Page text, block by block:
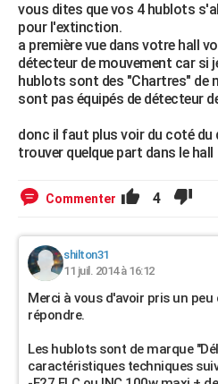
vous dites que vos 4 hublots
pour l'extinction.
a première vue dans votre hall
détecteur de mouvement car si
hublots sont des "Chartres" de
sont pas équipés de détecteur
donc il faut plus voir du coté du
trouver quelque part dans le hall
Commenter 4
shilton31
11 juil. 2014 à 16:12
Merci à vous d'avoir pris un
répondre.
Les hublots sont de marque
caractéristiques techniques